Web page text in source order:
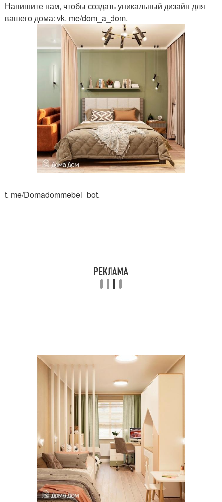
Напишите нам, чтобы создать уникальный дизайн для
вашего дома: vk. me/dom_a_dom.
t. me/Domadommebel_bot.